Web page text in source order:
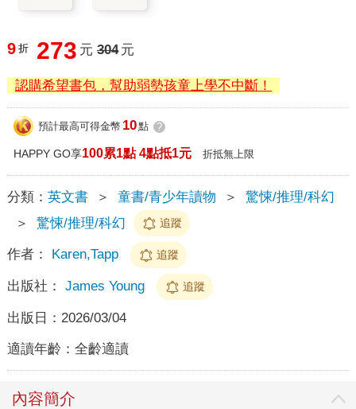
9 折 273 元 304 元
認購希望書包，幫助弱勢孩童上學不中斷！
預計最高可得金幣 10點 ?
HAPPY GO享100累1點 4點抵1元 折抵無上限
分類： 英文書 ＞ 童書/青少年讀物 ＞
驚悚/推理/科幻
＞
驚悚/推理/科幻 追蹤
作者： Karen,Tapp 追蹤
出版社： James Young 追蹤
出版日： 2026/03/04
適讀年齡： 全齡適讀
內容簡介